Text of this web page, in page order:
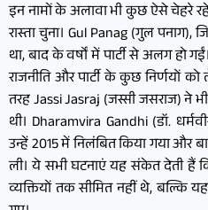
इन नामों के अलावा भी कुछ ऐसे चेहरे रहे
रास्ता चुना। Gul Panag (गुल पनाग),
था, बाद के वर्षों में पार्टी से अलग
राजनीति और पार्टी के कुछ निर्णयों
तरह Jassi Jasraj (जस्सी जसराज) ने
थी। Dharamvira Gandhi (डॉ.
उन्हें 2015 में निलंबित किया गया और
ली। ये सभी घटनाएं यह संकेत देती हैं
व्यक्तियों तक सीमित नहीं थे, बल्कि